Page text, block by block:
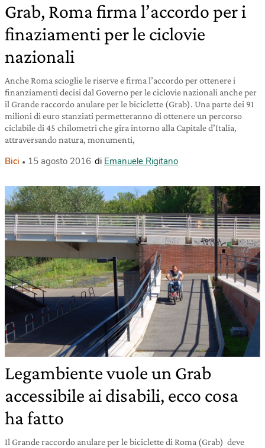
Grab, Roma firma l’accordo per i
finaziamenti per le ciclovie
nazionali
Anche Roma scioglie le riserve e firma l’accordo per ottenere i
finanziamenti decisi dal Governo per le ciclovie nazionali anche per
il Grande raccordo anulare per le biciclette (Grab). Una parte dei 91
milioni di euro stanziati permetteranno di ottenere un percorso
ciclabile di 45 chilometri che gira intorno alla Capitale d’Italia,
attraversando natura, monumenti,
Bici 15 agosto 2016 di Emanuele Rigitano
Legambiente vuole un Grab
accessibile ai disabili, ecco cosa
ha fatto
Il Grande raccordo anulare per le biciclette di Roma (Grab) deve